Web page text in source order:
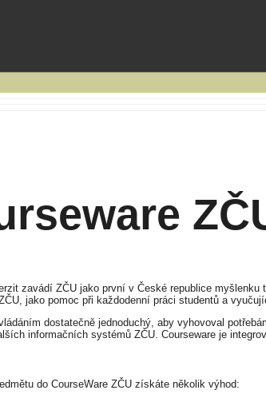
zavádí ZČU jako první v České republice myšlenku
jako pomoc při každodenní práci studentů a
dostatečně jednoduchý, aby vyhovoval
informačních systémů ZČU. Courseware je
do CourseWare ZČU získáte několik výhod: